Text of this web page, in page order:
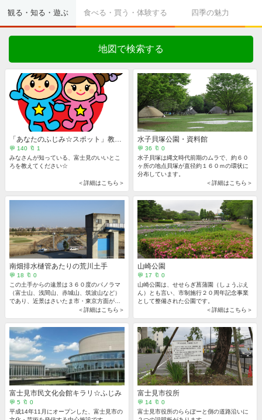
観る・知る・遊ぶ 食べる・買う・体験する 四季の魅力
地図で検索する
「あなたのふじみ☆スポット」教えてください
💬 140 🔖 1
みなさんが知っている、富士見のいいとこ
ろを教えてください☆
＜詳細はこちら＞
水子貝塚公園・資料館
💬 36 🔖 0
水子貝塚は縄文時代前期のムラで、約６０
ヶ所の地点貝塚が直径約１６０ｍの環状に
分布しています。
＜詳細はこちら＞
南畑排水樋管あたりの荒川土手
💬 18 🔖 0
この土手からの遠景は３６０度のパノラマ
（富士山、浅間山、赤城山、筑波山など）
であり、近景はさいたま市・東京方面が一
望でき、季節ごとの景観は一見の価値があ
ります。
＜詳細はこちら＞
山崎公園
💬 17 🔖 0
山崎公園は、せせらぎ菖蒲園（しょうぶえ
ん）とも言い、市制施行２０周年記念事業
として整備された公園です。
＜詳細はこちら＞
富士見市民文化会館キラリ☆ふじみ
💬 5 🔖 0
平成14年11月にオープンした、富士見市の
富士見市役所
💬 14 🔖 0
富士見市役所のららぽーと側の道路沿いに